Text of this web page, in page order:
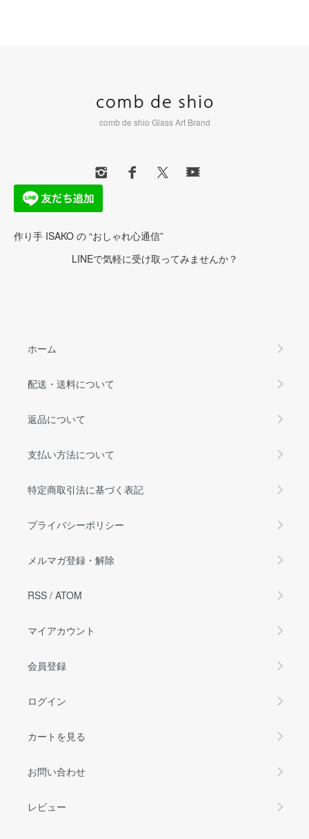
comb de shio Glass Art Brand
作り手 ISAKO の “おしゃれ心通信”
LINEで気軽に受け取ってみませんか？
ホーム
配送・送料について
返品について
支払い方法について
特定商取引法に基づく表記
プライバシーポリシー
メルマガ登録・解除
RSS / ATOM
マイアカウント
会員登録
ログイン
カートを見る
お問い合わせ
レビュー